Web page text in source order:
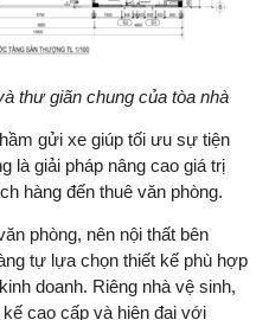
thư giãn chung của tòa nhà
gửi xe giúp tối ưu sự tiện
là giải pháp nâng cao giá trị
hàng đến thuê văn phòng.
phòng, nên nội thất bên
tự lựa chọn thiết kế phù hợp
doanh. Riêng nhà vệ sinh,
cao cấp và hiện đại với